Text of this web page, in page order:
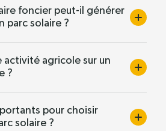
foncier peut-il générer
parc solaire ?
activité agricole sur un
?
pour choisir
solaire ?